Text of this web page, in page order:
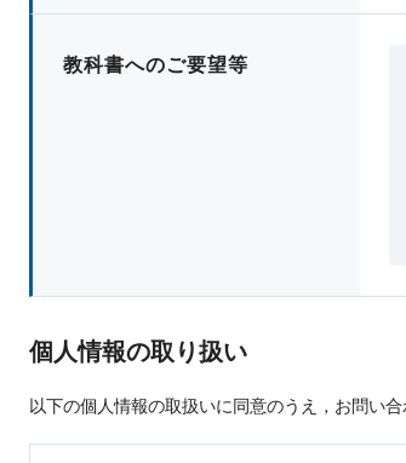
教科書へのご要望等
個人情報の取り扱い
以下の個人情報の取扱いに同意のうえ，お問い合